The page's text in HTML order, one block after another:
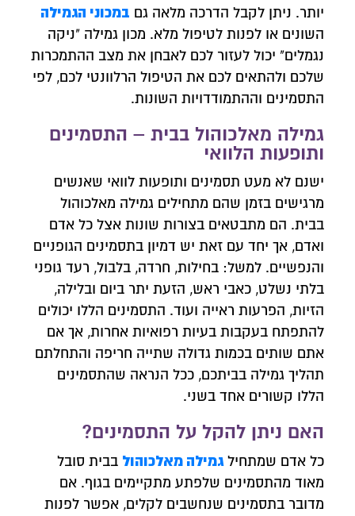
צרו איתנו קשר
השאירו פרטים ונחזור אליכם לשיחת יעוץ אנונימית
יותר. ניתן לקבל הדרכה מלאה גם במכוני הגמילה
השונים או לפנות לטיפול מלא. מכון גמילה "ניקה
נגמלים" יכול לעזור לכם לאבחן את מצב ההתמכרות
שלכם ולהתאים לכם את הטיפול הרלוונטי לכם, לפי
התסמינים וההתמודדויות השונות.
גמילה מאלכוהול בבית – התסמינים
ותופעות הלוואי
ישנם לא מעט תסמינים ותופעות לוואי שאנשים
מרגישים בזמן שהם מתחילים גמילה מאלכוהול
בבית. הם מתבטאים בצורות שונות אצל כל אדם
ואדם, אך יחד עם זאת יש דמיון בתסמינים הגופניים
והנפשיים. למשל: בחילות, חרדה, בלבול, רעד גופני
בלתי נשלט, כאבי ראש, הזעת יתר ביום ובלילה,
הזיות, הפרעות ראייה ועוד. התסמינים הללו יכולים
להתפתח בעקבות בעיות רפואיות אחרות, אך אם
אתם שותים בכמות גדולה שתייה חריפה והתחלתם
תהליך גמילה בביתכם, ככל הנראה שהתסמינים
הללו קשורים אחד בשני.
האם ניתן להקל על התסמינים?
כל אדם שמתחילגמילה מאלכוהול בבית סובל
מאוד מהתסמינים שלפתע מתקיימים בגוף. אם
מדובר בתסמינים שנחשבים לקלים, אפשר לפנות